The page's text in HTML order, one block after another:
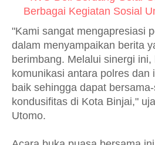
Berbagai Kegiatan Sosial
"Kami sangat mengapresiasi
dalam menyampaikan berita
berimbang. Melalui sinergi
komunikasi antara polres dan
baik sehingga dapat
kondusifitas di Kota Binjai,"
Utomo.